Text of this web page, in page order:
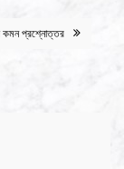
কমন প্রশ্নোত্তর